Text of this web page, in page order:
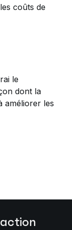
coûts de
le
dont la
améliorer les